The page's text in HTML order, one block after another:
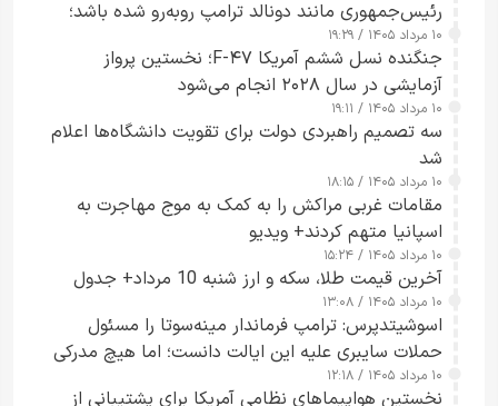
رئیس‌جمهوری مانند دونالد ترامپ روبه‌رو شده باشد؛
کسی که واقعاً دست به اقدام می‌زند
۱۰ مرداد ۱۴۰۵ / ۱۹:۲۹
جنگنده نسل ششم آمریکا F-۴۷؛ نخستین پرواز
آزمایشی در سال ۲۰۲۸ انجام می‌شود
۱۰ مرداد ۱۴۰۵ / ۱۹:۱۱
سه تصمیم راهبردی دولت برای تقویت دانشگاه‌ها اعلام
شد
۱۰ مرداد ۱۴۰۵ / ۱۸:۱۵
مقامات غربی مراکش را به کمک به موج مهاجرت به
اسپانیا متهم کردند+ ویدیو
۱۰ مرداد ۱۴۰۵ / ۱۵:۲۴
آخرین قیمت طلا، سکه و ارز شنبه 10 مرداد+ جدول
۱۰ مرداد ۱۴۰۵ / ۱۳:۰۸
اسوشیتدپرس: ترامپ فرماندار مینه‌سوتا را مسئول
حملات سایبری علیه این ایالت دانست؛ اما هیچ مدرکی
ارائه نکرد
۱۰ مرداد ۱۴۰۵ / ۱۲:۱۸
نخستین هواپیماهای نظامی آمریکا برای پشتیبانی از